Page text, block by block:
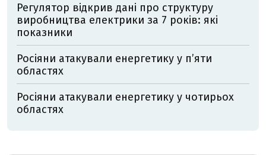
Регулятор відкрив дані про структуру
виробництва електрики за 7 років: які
показники
Росіяни атакували енергетику у пʼяти
областях
Росіяни атакували енергетику у чотирьох
областях